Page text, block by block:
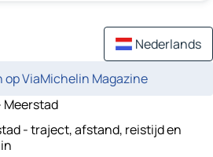
Nederlands
op ViaMichelin Magazine
Meerstad
- traject, afstand, reistijd en